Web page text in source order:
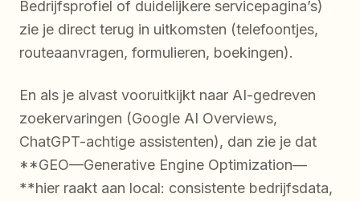
Bedrijfsprofiel of duidelijkere servicepagina’s)
zie je direct terug in uitkomsten (telefoontjes,
routeaanvragen, formulieren, boekingen).
En als je alvast vooruitkijkt naar AI-gedreven
zoekervaringen (Google AI Overviews,
ChatGPT-achtige assistenten), dan zie je dat
**GEO—Generative Engine Optimization—
**hier raakt aan local: consistente bedrijfsdata,